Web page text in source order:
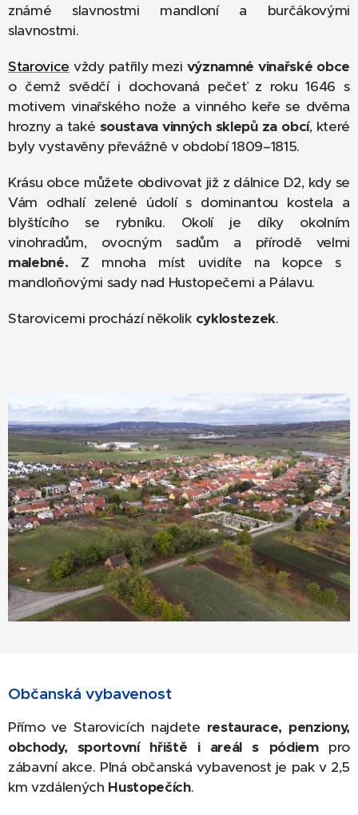
známé slavnostmi mandloní a burčákovými
slavnostmi.
Starovice vždy patřily mezi významné vinařské obce
o čemž svědčí i dochovaná pečeť z roku 1646 s
motivem vinařského nože a vinného keře se dvěma
hrozny a také soustava vinných sklepů za obcí, které
byly vystavěny převážně v období 1809–1815.
Krásu obce můžete obdivovat již z dálnice D2, kdy se
Vám odhalí zelené údolí s dominantou kostela a
blyštícího se rybníku. Okolí je díky okolním
vinohradům, ovocným sadům a přírodě velmi
malebné. Z mnoha míst uvidíte na kopce s
mandloňovými sady nad Hustopečemi a Pálavu.
Starovicemi prochází několik cyklostezek.
Občanská vybavenost
Přímo ve Starovicích najdete restaurace, penziony,
obchody, sportovní hřiště i areál s pódiempro
zábavní akce. Plná občanská vybavenost je pak v 2,5
km vzdálených Hustopečích.